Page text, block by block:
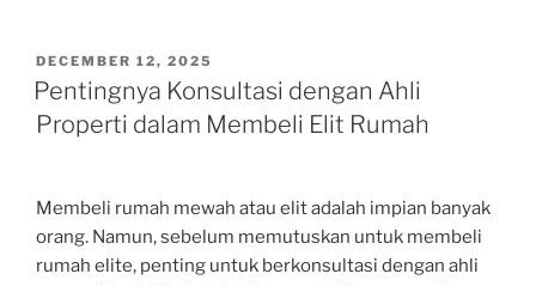
POSTED
ON
DECEMBER 12, 2025
Pentingnya Konsultasi dengan Ahli
Properti dalam Membeli Elit Rumah
Membeli rumah mewah atau elit adalah impian banyak
orang. Namun, sebelum memutuskan untuk membeli
rumah elite, penting untuk berkonsultasi dengan ahli